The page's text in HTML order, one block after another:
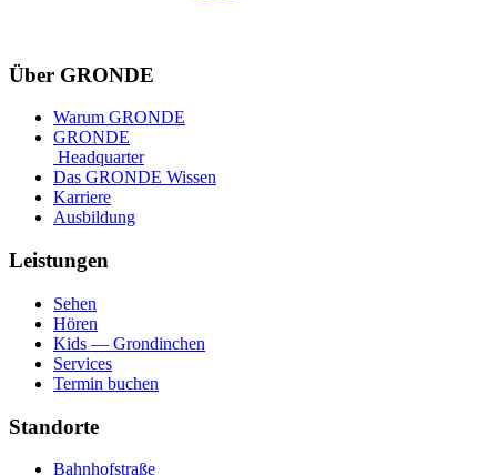
Über GRONDE
Warum GRONDE
GRONDE
Headquarter
Das GRONDE Wissen
Karriere
Ausbildung
Leistungen
Sehen
Hören
Kids — Grondinchen
Services
Termin buchen
Standorte
Bahnhofstraße